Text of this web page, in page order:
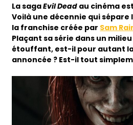
La sagaEvil Dead au cinéma
Voilà une décennie qui
la franchise créée par Sam
Plaçant sa série dans un
étouffant, est-il pour autant
annoncée ? Est-il tout